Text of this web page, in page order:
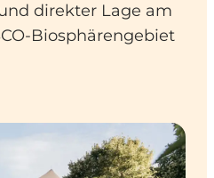
direkter Lage am
Biosphärengebiet